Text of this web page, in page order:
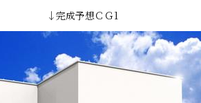
↓完成予想ＣＧ1